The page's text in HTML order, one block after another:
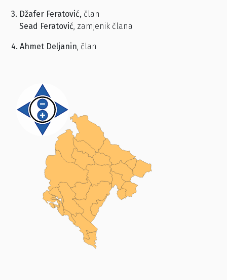
3. Džafer Feratović, član
Sead Feratović, zamjenik člana
4. Ahmet Deljanin, član